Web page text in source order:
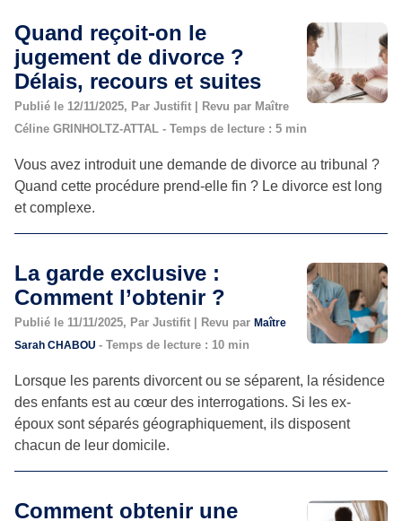
Quand reçoit-on le
jugement de divorce ?
Délais, recours et suites
Publié le 12/11/2025, Par Justifit | Revu par Maître
Céline GRINHOLTZ-ATTAL - Temps de lecture : 5 min
Vous avez introduit une demande de divorce au tribunal ?
Quand cette procédure prend-elle fin ? Le divorce est long
et complexe.
La garde exclusive :
Comment l’obtenir ?
Publié le 11/11/2025, Par Justifit | Revu par Maître
Sarah CHABOU - Temps de lecture : 10 min
Lorsque les parents divorcent ou se séparent, la résidence
des enfants est au cœur des interrogations. Si les ex-
époux sont séparés géographiquement, ils disposent
chacun de leur domicile.
Comment obtenir une